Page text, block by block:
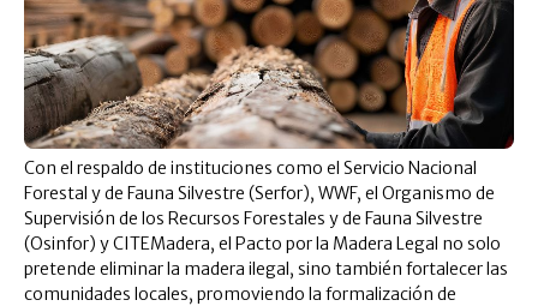
Con el respaldo de instituciones como el Servicio Nacional
Forestal y de Fauna Silvestre (Serfor), WWF, el Organismo de
Supervisión de los Recursos Forestales y de Fauna Silvestre
(Osinfor) y CITEMadera, el Pacto por la Madera Legal no solo
pretende eliminar la madera ilegal, sino también fortalecer las
comunidades locales, promoviendo la formalización de